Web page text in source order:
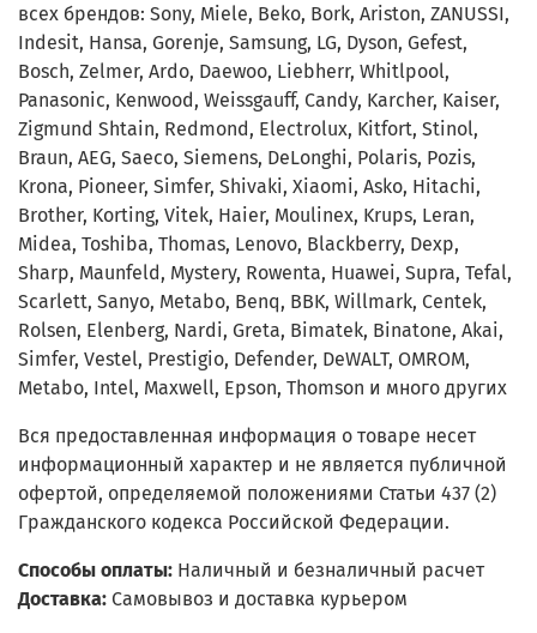
всех брендов: Sony, Miele, Beko, Bork, Ariston, ZANUSSI,
Indesit, Hansa, Gorenje, Samsung, LG, Dyson, Gefest,
Bosch, Zelmer, Ardo, Daewoo, Liebherr, Whitlpool,
Panasonic, Kenwood, Weissgauff, Candy, Karcher, Kaiser,
Zigmund Shtain, Redmond, Electrolux, Kitfort, Stinol,
Braun, AEG, Saeco, Siemens, DeLonghi, Polaris, Pozis,
Krona, Pioneer, Simfer, Shivaki, Xiaomi, Asko, Hitachi,
Brother, Korting, Vitek, Haier, Moulinex, Krups, Leran,
Midea, Toshiba, Thomas, Lenovo, Blackberry, Dexp,
Sharp, Maunfeld, Mystery, Rowenta, Huawei, Supra, Tefal,
Scarlett, Sanyo, Metabo, Benq, BBK, Willmark, Centek,
Rolsen, Elenberg, Nardi, Greta, Bimatek, Binatone, Akai,
Simfer, Vestel, Prestigio, Defender, DeWALT, OMROM,
Metabo, Intel, Maxwell, Epson, Thomson и много других
Вся предоставленная информация о товаре несет
информационный характер и не является публичной
офертой, определяемой положениями Статьи 437 (2)
Гражданского кодекса Российской Федерации.
Способы оплаты: Наличный и безналичный расчет
Доставка: Самовывоз и доставка курьером